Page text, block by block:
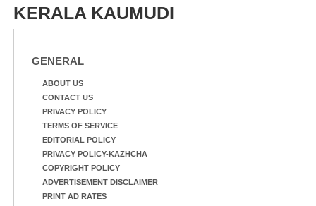
KERALA KAUMUDI
GENERAL
ABOUT US
CONTACT US
PRIVACY POLICY
TERMS OF SERVICE
EDITORIAL POLICY
PRIVACY POLICY-KAZHCHA
COPYRIGHT POLICY
ADVERTISEMENT DISCLAIMER
PRINT AD RATES